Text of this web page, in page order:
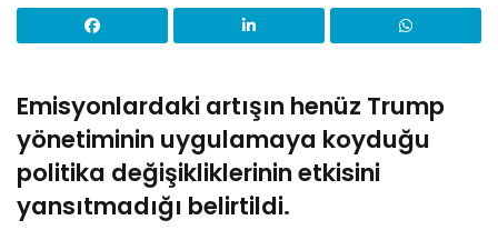
Emisyonlardaki artışın henüz Trump
yönetiminin uygulamaya koyduğu
politika değişikliklerinin etkisini
yansıtmadığı belirtildi.